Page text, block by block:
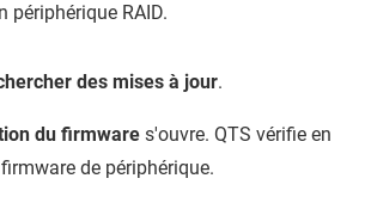
périphérique RAID.
des mises à jour.
du firmware s'ouvre. QTS vérifie en
de périphérique.